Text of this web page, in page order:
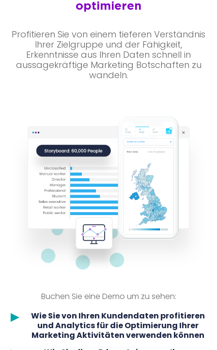
optimieren
Profitieren Sie von einem tieferen Verständnis
Ihrer Zielgruppe und der Fähigkeit,
Erkenntnisse aus Ihren Daten schnell in
aussagekräftige Marketing Botschaften zu
wandeln.
Buchen Sie eine Demo um zu sehen:
Wie Sie von Ihren Kundendaten profitieren
und Analytics für die Optimierung Ihrer
Marketing Aktivitäten verwenden können